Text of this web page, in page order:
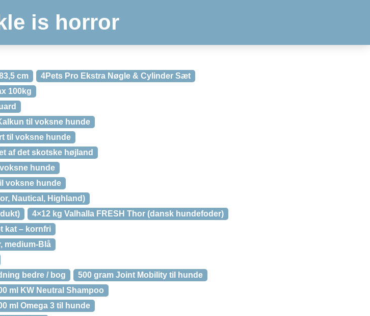
is horror
cm
4Pets Pro Ekstra Nøgle & Cylinder Sæt
100kg
til voksne hunde
til voksne hunde
af det skotske højland
hunde
voksne hunde
Nautical, Highland)
4×12 kg Valhalla FRESH Thor (dansk hundefoder)
kat – kornfri
medium-Blå
bedre / bog
500 gram Joint Mobility til hunde
ml KW Neutral Shampoo
ml Omega 3 til hunde